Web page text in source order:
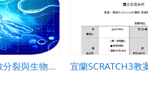
細胞分裂、減數分裂與生物的遺傳